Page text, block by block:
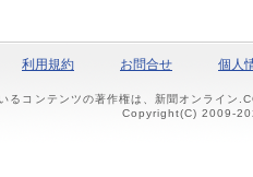
利用規約 お問合せ 個人
るコンテンツの著作権は、新聞オンライン
Copyright(C) 2009-